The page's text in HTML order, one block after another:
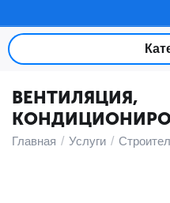
ВЕНТИЛЯЦИЯ,
Главная / Услуги /